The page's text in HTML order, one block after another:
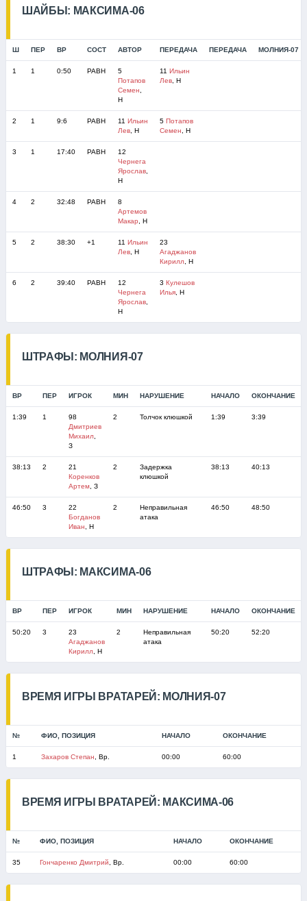
ШАЙБЫ: МАКСИМА-06
Ш ПЕР ВР СОСТ АВТОР ПЕРЕДАЧА ПЕРЕДАЧА МОЛНИЯ-07
1 1 0:50 РАВН
5
Потапов
Семен
Н
11 Ильин
Лев, Н
2 1 9:6 РАВН 11 Ильин
Лев, Н
5 Потапов
Семен , Н
3 1 17:40 РАВН
12
Чернега
Ярослав,
Н
4 2 32:48 РАВН
8
Артемов
Макар , Н
5 2 38:30 +1 11 Ильин
Лев, Н
23
Агаджанов
Кирилл, Н
6 2 39:40 РАВН
12
Чернега
Ярослав,
Н
3 Кулешов
Илья, Н
ШТРАФЫ: МОЛНИЯ-07
ВР ПЕР ИГРОК МИН НАРУШЕНИЕ НАЧАЛО ОКОНЧАНИЕ
1:39 1
98
Дмитриев
Михаил,
З
2 Толчок клюшкой 1:39 3:39
38:13 2
21
Коренков
Артем, З
2
Задержка
клюшкой
38:13 40:13
46:50 3
22
Богданов
Иван , Н
2
Неправильная
атака
46:50 48:50
ШТРАФЫ: МАКСИМА-06
ВР ПЕР ИГРОК МИН НАРУШЕНИЕ НАЧАЛО ОКОНЧАНИЕ
50:20 3
23
Агаджанов
Кирилл, Н
2
Неправильная
атака
50:20 52:20
ВРЕМЯ ИГРЫ ВРАТАРЕЙ: МОЛНИЯ-07
№ ФИО, ПОЗИЦИЯ НАЧАЛО ОКОНЧАНИЕ
1 Захаров Степан , Вр. 00:00 60:00
ВРЕМЯ ИГРЫ ВРАТАРЕЙ: МАКСИМА-06
№ ФИО, ПОЗИЦИЯ НАЧАЛО ОКОНЧАНИЕ
35 Гончаренко Дмитрий , Вр. 00:00 60:00